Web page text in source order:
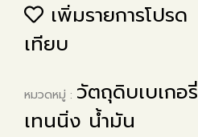
เพิ่มรายการโปรด
เทียบ
หมวดหมู่ : วัตถุดิบเบเกอรี่
เทนนิ่ง น้ำมัน